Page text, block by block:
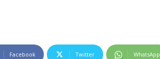
Facebook Twitter WhatsApp